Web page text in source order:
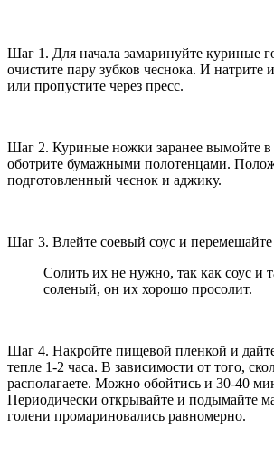
Шаг 1. Для начала замаринуйте куриные
очистите пару зубков чеснока. И натрите
или пропустите через пресс.
Шаг 2. Куриные ножки заранее вымойте в
оботрите бумажными полотенцами.
подготовленный чеснок и аджику.
Шаг 3. Влейте соевый соус и перемешайте
Солить их не нужно, так как соус и
соленый, он их хорошо просолит.
Шаг 4. Накройте пищевой пленкой и
тепле 1-2 часа. В зависимости от того,
располагаете. Можно обойтись и 30-40
Периодически открывайте и подымайте
голени промариновались равномерно.